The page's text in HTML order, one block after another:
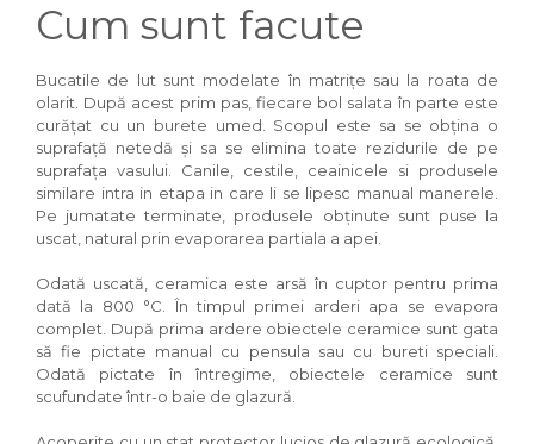
Cum sunt facute
Bucatile de lut sunt modelate în matrițe sau la roata de
olarit. După acest prim pas, fiecare bol salata în parte este
curățat cu un burete umed. Scopul este sa se obțina o
suprafață netedă și sa se elimina toate rezidurile de pe
suprafața vasului. Canile, cestile, ceainicele si produsele
similare intra in etapa in care li se lipesc manual manerele.
Pe jumatate terminate, produsele obținute sunt puse la
uscat, natural prin evaporarea partiala a apei.
Odată uscată, ceramica este arsă în cuptor pentru prima
dată la 800 °C. În timpul primei arderi apa se evapora
complet. După prima ardere obiectele ceramice sunt gata
să fie pictate manual cu pensula sau cu bureti speciali.
Odată pictate în întregime, obiectele ceramice sunt
scufundate într-o baie de glazură.